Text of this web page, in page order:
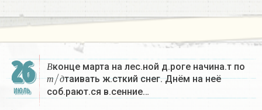
26
ИЮЛЬ
В
В
конце марта на лес.ной д.роге начина.т по
т д
т/
д
таивать ж.сткий снег. Днём на неё
соб.рают.ся в.сенние…